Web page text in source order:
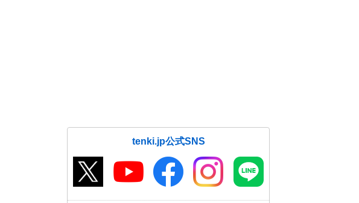
tenki.jp公式SNS